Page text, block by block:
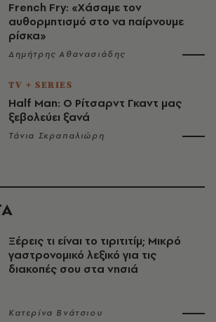
French Fry: «Χάσαμε τον
αυθορμητισμό στο να παίρνουμε
ρίσκα»
Δημήτρης Αθανασιάδης
TV + SERIES
Half Man: Ο Ρίτσαρντ Γκαντ μας
ξεβολεύει ξανά
Τάνια Σκραπαλιώρη
Ξέρεις τι είναι το τιριτιτίμ; Μικρό
γαστρονομικό λεξικό για τις
διακοπές σου στα νησιά
Κατερίνα Βνάτσιου